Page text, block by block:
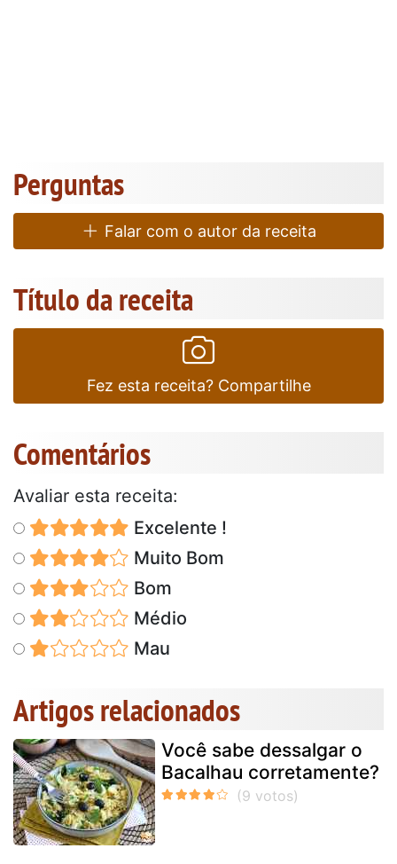
Perguntas
Falar com o autor da receita
Título da receita
Fez esta receita? Compartilhe
Comentários
Avaliar esta receita:
Excelente !
Muito Bom
Bom
Médio
Mau
Artigos relacionados
Você sabe dessalgar o
Bacalhau corretamente?